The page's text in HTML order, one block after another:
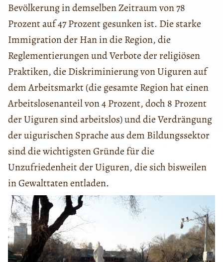
Bevölkerung in demselben Zeitraum von 78
Prozent auf 47 Prozent gesunken ist. Die starke
Immigration der Han in die Region, die
Reglementierungen und Verbote der religiösen
Praktiken, die Diskriminierung von Uiguren auf
dem Arbeitsmarkt (die gesamte Region hat einen
Arbeitslosenanteil von 4 Prozent, doch 8 Prozent
der Uiguren sind arbeitslos) und die Verdrängung
der uigurischen Sprache aus dem Bildungssektor
sind die wichtigsten Gründe für die
Unzufriedenheit der Uiguren, die sich bisweilen
in Gewalttaten entladen.